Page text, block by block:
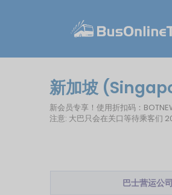
新加坡
新会员专享！使用折扣码：
注意: 大巴只会在关口等待乘客们
巴士营运公司